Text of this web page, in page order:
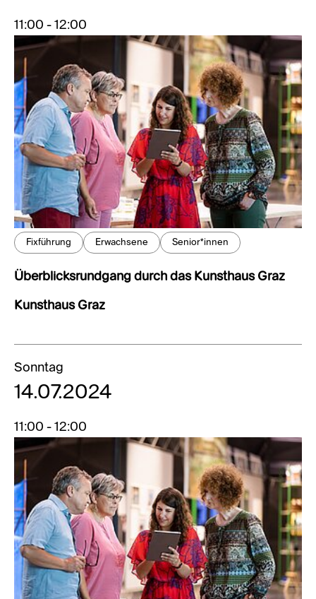
11:00 - 12:00
Fixführung Erwachsene Senior*innen
Überblicksrundgang durch das Kunsthaus Graz
Kunsthaus Graz
Sonntag
14.07.2024
11:00 - 12:00